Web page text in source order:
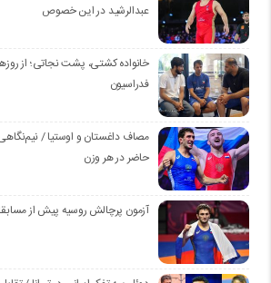
عبدالرشید در این خصوص
خانواده کشتی، پشت نجاتی؛ از
فدراسیون
مصاف داغستان و اوستیا /
حاضر در هر وزن
آزمون پرچالش روسیه پیش از